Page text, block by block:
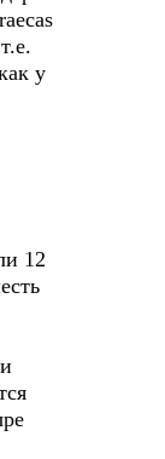
у
12